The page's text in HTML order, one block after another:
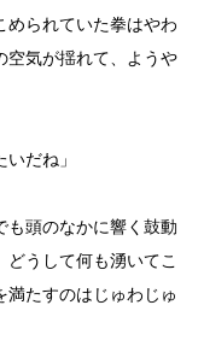
られていた拳はやわ
空気が揺れて、ようや
だね」
頭のなかに響く鼓動
うして何も湧いてこ
満たすのはじゅわじゅ